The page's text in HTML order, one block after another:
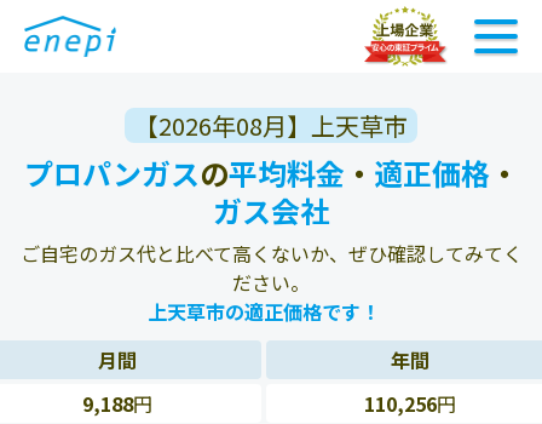
【2026年08月】上天草市
プロパンガスの平均料金 ・ 適正価格 ・
ガス会社
ご自宅のガス代と比べて高くないか、ぜひ確認してみてく
ださい。
上天草市の適正価格です！
月間
年間
9,188円 110,256円